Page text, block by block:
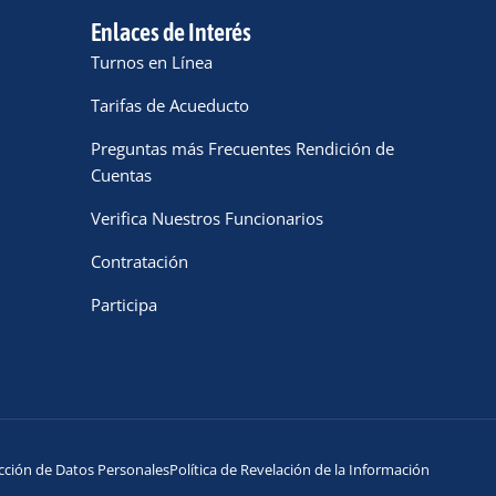
Enlaces de Interés
Turnos en Línea
Tarifas de Acueducto
Preguntas más Frecuentes Rendición de
Cuentas
Verifica Nuestros Funcionarios
Contratación
Participa
de Datos PersonalesPolítica de Revelación de la Información